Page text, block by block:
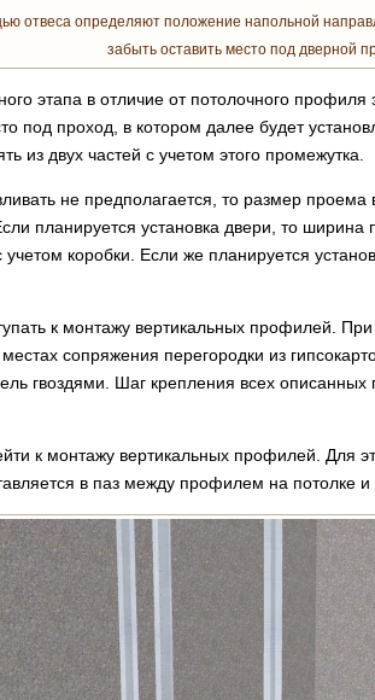
отвеса определяют положение напольной
забыть оставить место под дверной
этапа в отличие от потолочного профиля
под проход, в котором далее будет
из двух частей с учетом этого промежутка.
не предполагается, то размер
планируется установка двери, то
учетом коробки. Если же планируется
к монтажу вертикальных профилей.
сопряжения перегородки из
гвоздями. Шаг крепления всех
к монтажу вертикальных профилей. Для
в паз между профилем на потолке и